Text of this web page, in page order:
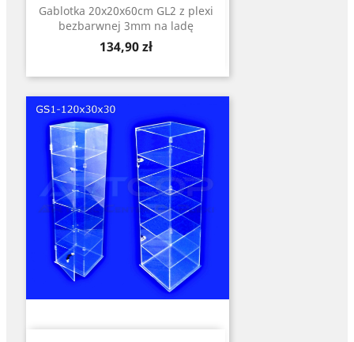
Gablotka 20x20x60cm GL2 z plexi
bezbarwnej 3mm na ladę
Cena
134,90 zł